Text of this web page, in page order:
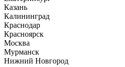
Казань
Калининград
Краснодар
Красноярск
Москва
Мурманск
Нижний Новгород